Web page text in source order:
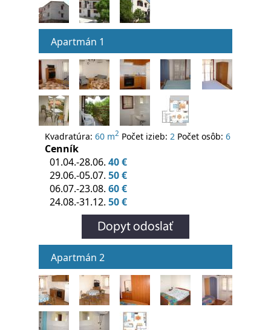
Apartmán 1
Kvadratúra: 60 m2 Počet izieb: 2 Počet osôb: 6
Cenník
01.04.-28.06. 40 €
29.06.-05.07. 50 €
06.07.-23.08. 60 €
24.08.-31.12. 50 €
Apartmán 2